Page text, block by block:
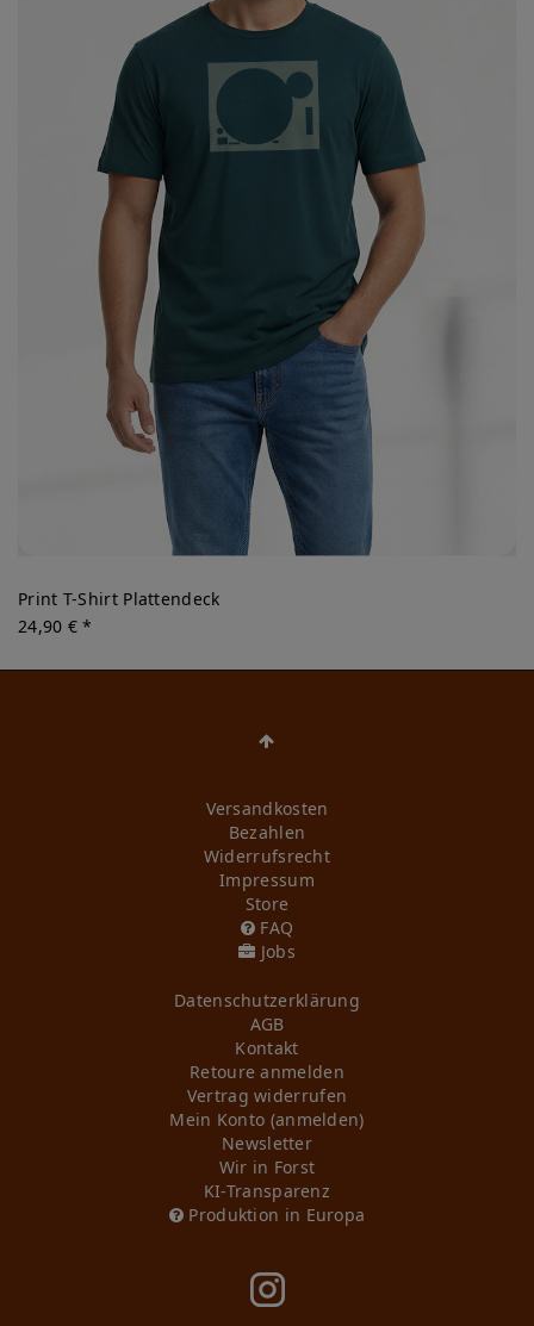
Print T-Shirt Plattendeck
24,90 € *
Versandkosten
Bezahlen
Widerrufs­recht
Impressum
Store
FAQ
Jobs
Daten­schutz­erklärung
AGB
Kontakt
Retoure anmelden
Vertrag widerrufen
Mein Konto (anmelden)
Newsletter
Wir in Forst
KI-Transparenz
Produktion in Europa